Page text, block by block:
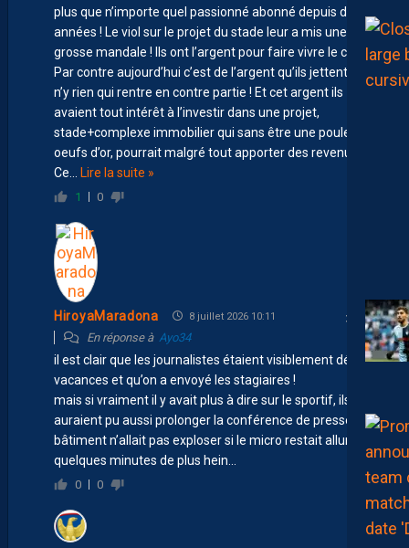
plus que n’importe quel passionné abonné depuis des
années ! Le viol sur le projet du stade leur a mis une
grosse mandale ! Ils ont l’argent pour faire vivre le club!!
Par contre aujourd’hui c’est de l’argent qu’ils jettent car il
n’y rien qui rentre en contre partie ! Et cet argent ils
avaient tout intérêt à l’investir dans une projet,
stade+complexe immobilier qui sans être une poule aux
oeufs d’or, pourrait malgré tout apporter des revenus !
Ce
Lire la suite »
1 0
HiroyaMaradona 8 juillet 2026 10:11
En réponse à Ayo34
il est clair que les journalistes étaient visiblement déjà en
vacances et qu’on a envoyé les stagiaires !
mais si vraiment il y avait plus à dire sur le sportif, ils
auraient pu aussi prolonger la conférence de presse, le
bâtiment n’allait pas exploser si le micro restait allumé
quelques minutes de plus hein…
0 0